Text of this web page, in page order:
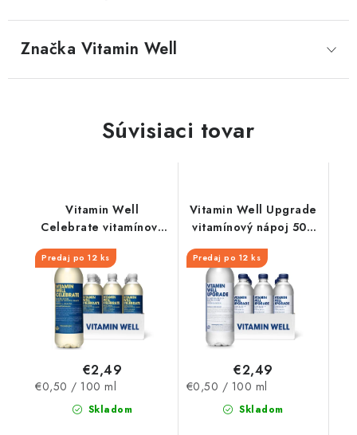
Značka Vitamin Well
Súvisiaci tovar
Vitamin Well
Celebrate vitamínový
nápoj 500 ml
Predaj po 12 ks
Skladom
€2,49
Jednotková
€0,50 / 100 ml
Vitamin Well Upgrade
vitamínový nápoj 500
ml
Predaj po 12 ks
Skladom
€2,49
Jednotková
€0,50 / 100 ml